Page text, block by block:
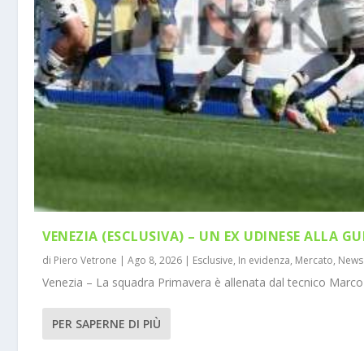
VENEZIA (ESCLUSIVA) – UN EX UDINESE ALLA
di Piero Vetrone |Ago 8, 2026 | Esclusive, In evidenza, Mercato, News
Venezia – La squadra Primavera è allenata dal tecnico
PER SAPERNE DI PIÙ